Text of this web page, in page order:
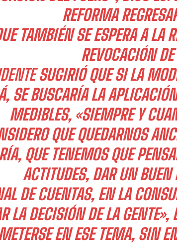
REFORMA
TAMBIÉN SE ESPERA A LA
REVOCACIÓN
SUGIRIÓ QUE SI LA
SE BUSCARÍA LA
MEDIBLES, «SIEMPRE Y
QUE QUEDARNOS
QUE TENEMOS QUE
ACTITUDES, DAR UN
DE CUENTAS, EN LA
LA DECISIÓN DE LA
EN ESE TEMA, SIN